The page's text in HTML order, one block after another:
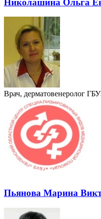
Врач, дерматовенеролог
Пьянова Марина